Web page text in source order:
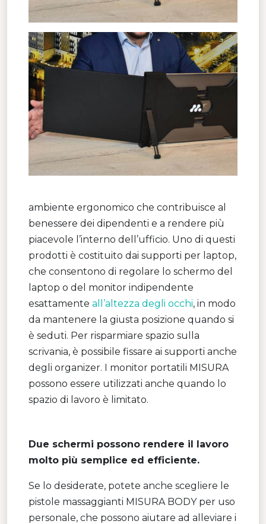
ambiente ergonomico che contribuisce al
benessere dei dipendenti e a rendere più
piacevole l’interno dell’ufficio. Uno di questi
prodotti è costituito dai supporti per laptop,
che consentono di regolare lo schermo del
laptop o del monitor indipendente
esattamente all’altezza degli occhi, in modo
da mantenere la giusta posizione quando si
è seduti. Per risparmiare spazio sulla
scrivania, è possibile fissare ai supporti anche
degli organizer. I monitor portatili MISURA
possono essere utilizzati anche quando lo
spazio di lavoro è limitato.
Due schermi possono rendere il lavoro
molto più semplice ed efficiente.
Se lo desiderate, potete anche scegliere le
pistole massaggianti MISURA BODY per uso
personale, che possono aiutare ad alleviare i